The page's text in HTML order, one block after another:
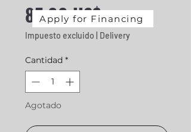
85,00 US$Precio
Impuesto excluido Delivery
Cantidad *
Agotado
Apply for Financing